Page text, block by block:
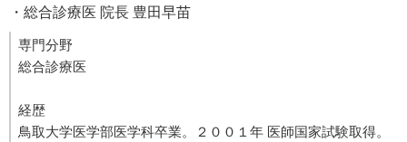
・総合診療医 院長 豊田早苗
専門分野
総合診療医
経歴
鳥取大学医学部医学科卒業。２００１年 医師国家試験取得。